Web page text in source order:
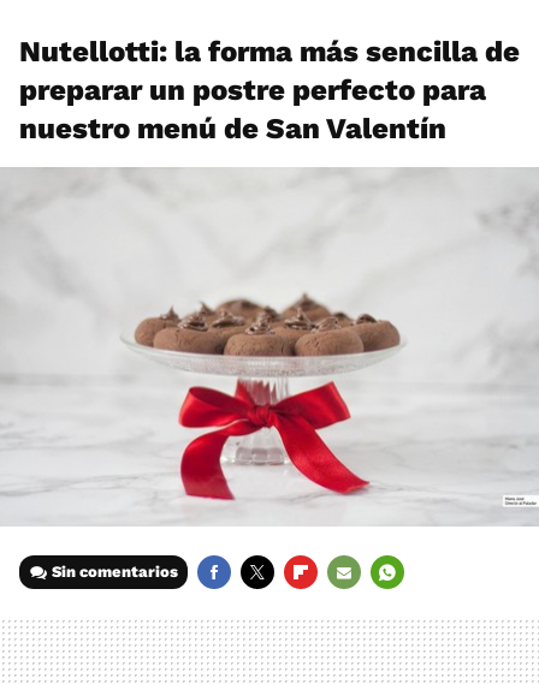
Nutellotti: la forma más sencilla de
preparar un postre perfecto para
nuestro menú de San Valentín
Sin comentarios
MAIL